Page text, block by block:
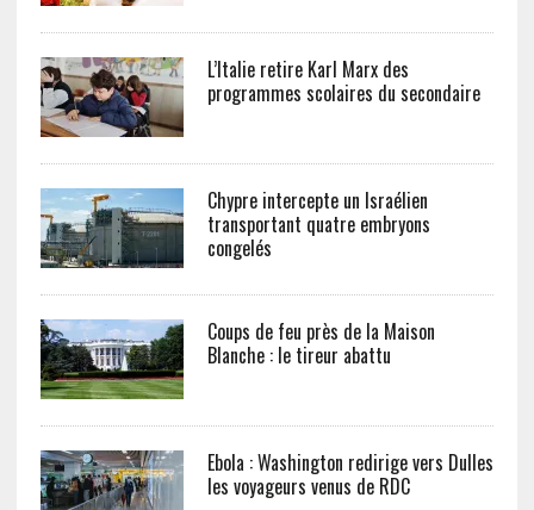
L’Italie retire Karl Marx des
programmes scolaires du secondaire
Chypre intercepte un Israélien
transportant quatre embryons
congelés
Coups de feu près de la Maison
Blanche : le tireur abattu
Ebola : Washington redirige vers Dulles
les voyageurs venus de RDC